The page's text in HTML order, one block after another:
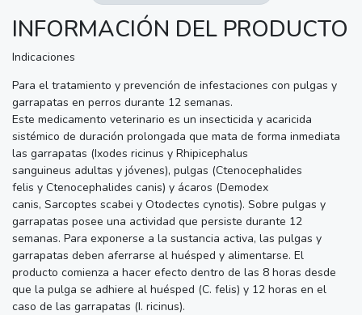
INFORMACIÓN DEL PRODUCTO
Indicaciones
Para el tratamiento y prevención de infestaciones con pulgas y
garrapatas en perros durante 12 semanas.
Este medicamento veterinario es un insecticida y acaricida
sistémico de duración prolongada que mata de forma inmediata
las garrapatas (Ixodes ricinus y Rhipicephalus
sanguineus adultas y jóvenes), pulgas (Ctenocephalides
felis y Ctenocephalides canis) y ácaros (Demodex
canis, Sarcoptes scabei y Otodectes cynotis). Sobre pulgas y
garrapatas posee una actividad que persiste durante 12
semanas. Para exponerse a la sustancia activa, las pulgas y
garrapatas deben aferrarse al huésped y alimentarse. El
producto comienza a hacer efecto dentro de las 8 horas desde
que la pulga se adhiere al huésped (C. felis) y 12 horas en el
caso de las garrapatas (I. ricinus).